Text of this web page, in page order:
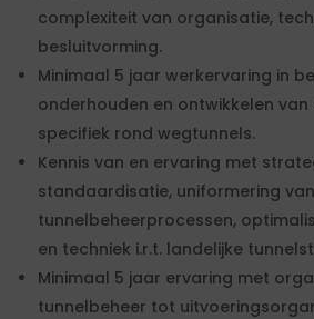
complexiteit van organisatie,
besluitvorming.
Minimaal 5 jaar werkervaring in
onderhouden en ontwikkelen
specifiek rond wegtunnels.
Kennis van en ervaring met
standaardisatie, uniformering van
tunnelbeheerprocessen,
en techniek i.r.t. landelijke
Minimaal 5 jaar ervaring met
tunnelbeheer tot